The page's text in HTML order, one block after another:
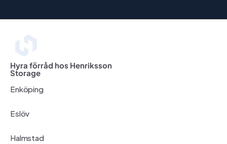
Hyra förråd hos Henriksson
Storage
Enköping
Eslöv
Halmstad